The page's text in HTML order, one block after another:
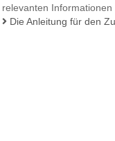
relevanten
Die Anleitung für den